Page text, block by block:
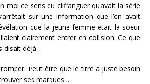
moi ce sens du cliffanguer qu’avait la série
sur une information que l’on avait
que la jeune femme était la soeur
clairement entrer en collision. Ce que
disait déjà…
Peut être que le titre a juste besoin
ses marques…